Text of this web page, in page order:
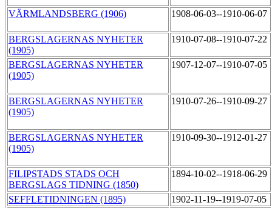
VÄRMLANDSBERG (1906) 1908-06-03--1910-06-07
BERGSLAGERNAS NYHETER
(1905)
1910-07-08--1910-07-22
BERGSLAGERNAS NYHETER
(1905)
1907-12-07--1910-07-05
BERGSLAGERNAS NYHETER
(1905)
1910-07-26--1910-09-27
BERGSLAGERNAS NYHETER
(1905)
1910-09-30--1912-01-27
FILIPSTADS STADS OCH
BERGSLAGS TIDNING (1850)
1894-10-02--1918-06-29
SEFFLETIDNINGEN (1895) 1902-11-19--1919-07-05